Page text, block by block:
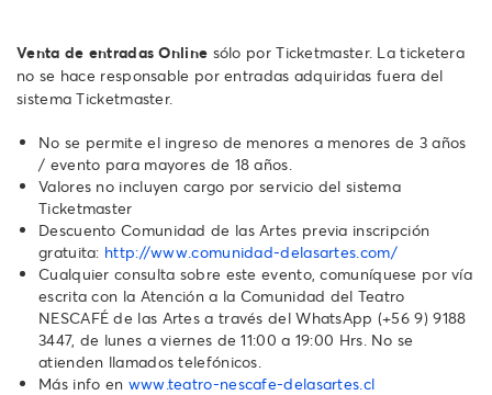
Venta de entradas Online sólo por Ticketmaster. La ticketera
no se hace responsable por entradas adquiridas fuera del
sistema Ticketmaster.
No se permite el ingreso de menores a menores de 3 años
/ evento para mayores de 18 años.
Valores no incluyen cargo por servicio del sistema
Ticketmaster
Descuento Comunidad de las Artes previa inscripción
gratuita: http://www.comunidad-delasartes.com/
Cualquier consulta sobre este evento, comuníquese por vía
escrita con la Atención a la Comunidad del Teatro
NESCAFÉ de las Artes a través del WhatsApp ‪(+56 9) 9188
3447‬, de lunes a viernes de 11:00 a 19:00 Hrs. No se
atienden llamados telefónicos.‬‬‬‬‬‬
Más info en www.teatro-nescafe-delasartes.cl